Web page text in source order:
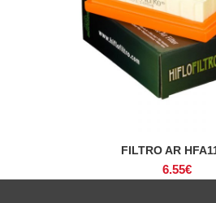
ADICIONAR
FILTRO AR
6.55€